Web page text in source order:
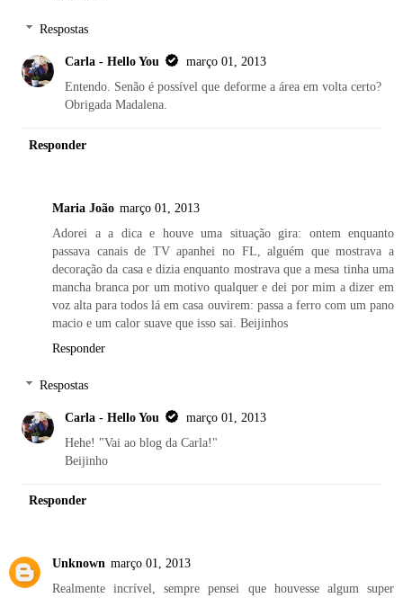
Respostas
Carla - Hello You
março 01, 2013
Entendo. Senão é possível que deforme a área em volta certo?
Obrigada Madalena.
Responder
Maria João março 01, 2013
Adorei a a dica e houve uma situação gira: ontem enquanto
passava canais de TV apanhei no FL, alguém que mostrava a
decoração da casa e dizia enquanto mostrava que a mesa tinha uma
mancha branca por um motivo qualquer e dei por mim a dizer em
voz alta para todos lá em casa ouvirem: passa a ferro com um pano
macio e um calor suave que isso sai. Beijinhos
Responder
Respostas
Carla - Hello You
março 01, 2013
Hehe! "Vai ao blog da Carla!"
Beijinho
Responder
Unknown março 01, 2013
Realmente incrível, sempre pensei que houvesse algum super